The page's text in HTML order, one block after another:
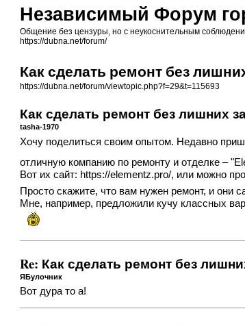
Независимый Форум
Общение без цензуры, но с неукоснительным
https://dubna.net/forum/
Как сделать ремонт без
https://dubna.net/forum/viewtopic.php?f=29&t=115693
Как сделать ремонт без лишних
tasha-1970
Хочу поделиться своим опытом. Недавно
отличную компанию по ремонту и отделке –
Вот их сайт: https://elementz.pro/, или можно
Просто скажите, что вам нужен ремонт, и они
Мне, например, предложили кучу классных
Re: Как сделать ремонт без
ЯБулочник
Вот дура то а!